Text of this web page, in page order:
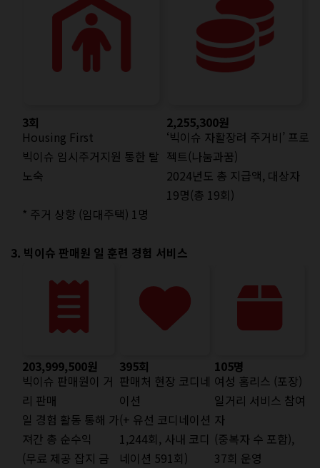
3회
2,255,300원
Housing First
빅이슈 임시주거지원 통한 탈
노숙
‘빅이슈 자활장려 주거비’ 프로
젝트(나눔과꿈)
2024년도 총 지급액, 대상자
19명(총 19회)
* 주거 상향 (임대주택) 1명
3. 빅이슈 판매원 일 훈련 경험 서비스
203,999,500원 395회
105명
빅이슈 판매원이 거
리 판매
일 경험 활동 통해 가
져간 총 순수익
(무료 제공 잡지 금
판매처 현장 코디네
이션
(+ 유선 코디네이션
1,244회, 사내 코디
네이션 591회)
여성 홈리스 (포장)
일거리 서비스 참여
자
(중복자 수 포함),
37회 운영